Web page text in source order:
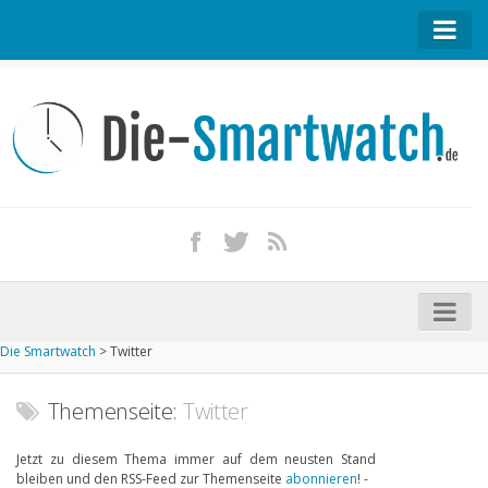
Kontakt / Tipp geben
Impressum
iPhone kaufen
Startseite
Aktuelle Smartwatches im Test
Die Smartwatch >Twitter
Themenseite: Twitter
Jetzt zu diesem Thema immer auf dem neusten Stand
bleiben und den RSS-Feed zur Themenseite abonnieren! -